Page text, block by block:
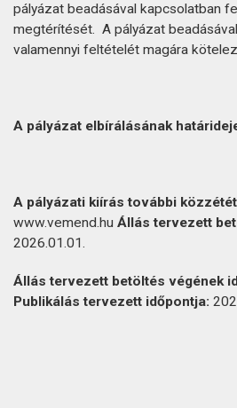
pályázat beadásával kapcsolatban
megtérítését. A pályázat
valamennyi feltételét magára
A pályázat elbírálásának
A pályázati kiírás további
www.vemend.hu Állás tervezett
2026.01.01.
Állás tervezett betöltés végének
Publikálás tervezett időpontja: